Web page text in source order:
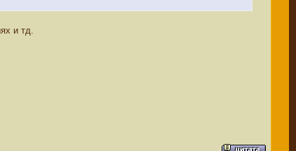
и тд.